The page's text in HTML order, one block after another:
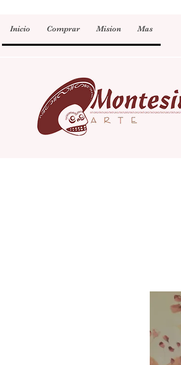
Inicio Comprar Mision Mas